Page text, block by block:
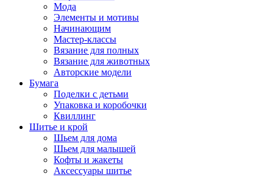
Мода
Элементы и мотивы
Начинающим
Мастер-классы
Вязание для полных
Вязание для животных
Авторские модели
Бумага
Поделки с детьми
Упаковка и коробочки
Квиллинг
Шитье и крой
Шьем для дома
Шьем для малышей
Кофты и жакеты
Аксессуары шитье